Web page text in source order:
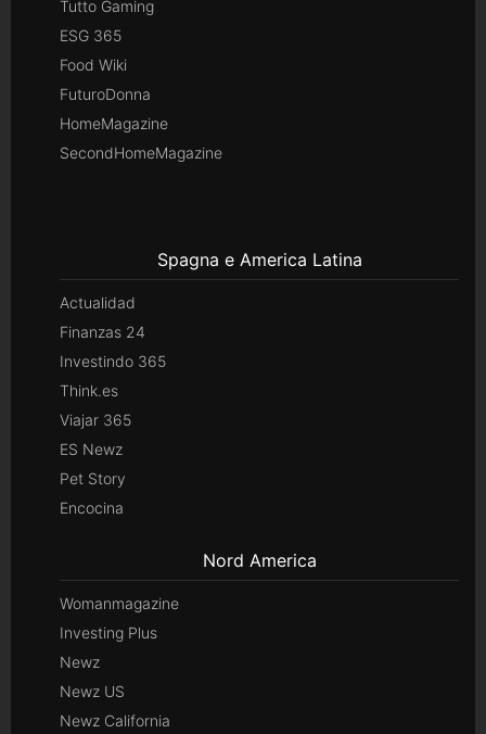
Tutto Gaming
ESG 365
Food Wiki
FuturoDonna
HomeMagazine
SecondHomeMagazine
Spagna e America Latina
Actualidad
Finanzas 24
Investindo 365
Think.es
Viajar 365
ES Newz
Pet Story
Encocina
Nord America
Womanmagazine
Investing Plus
Newz
Newz US
Newz California